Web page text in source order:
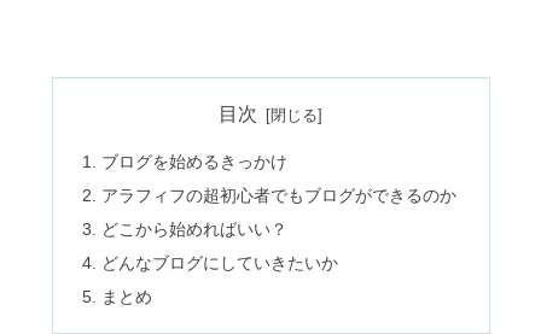
目次
ブログを始めるきっかけ
アラフィフの超初心者でもブログができるのか
どこから始めればいい？
どんなブログにしていきたいか
まとめ